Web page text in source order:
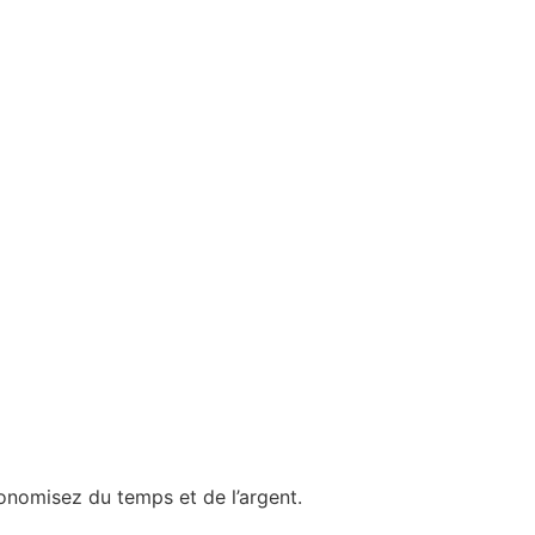
du temps et de l’argent.